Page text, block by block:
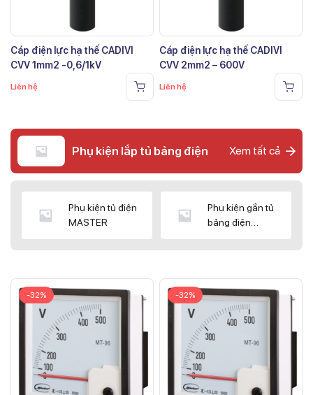
Cáp điện lực hạ thế CADIVI
CVV 1mm2 -0,6/1kV
Liên hệ
Cáp điện lực hạ thế CADIVI
CVV 2mm2 – 600V
Liên hệ
Phụ kiện lắp tủ bảng điện Xem tất cả
Phụ kiện tủ điện
MASTER
Phụ kiện gắn tủ
bảng điện
-32% -32%